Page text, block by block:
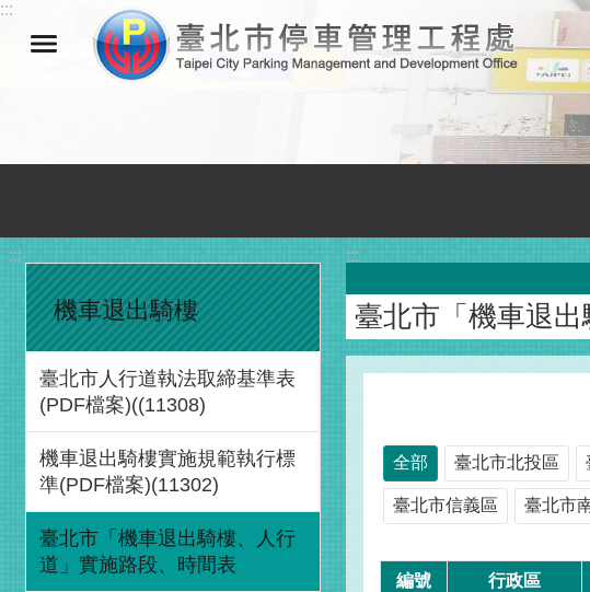
跳到主要內容區塊
:::
:::
機車退出騎樓
臺北市人行道執法取締基準表
(PDF檔案)((11308)
機車退出騎樓實施規範執行標
準(PDF檔案)(11302)
臺北市「機車退出騎樓、人行
道」實施路段、時間表
:::
臺北市「機車退
全部 臺北市北投區
臺北市信義區 臺北市
編號 行政區